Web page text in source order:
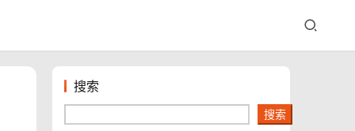
搜索
搜索